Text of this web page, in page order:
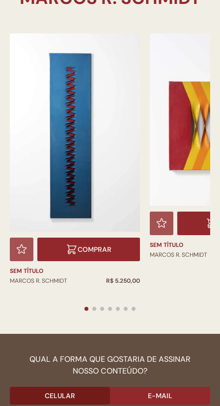
COMPRAR
SEM TÍTULO
MARCOS R. SCHMIDT
R$ 5.250,00
SEM TÍTULO
MARCOS R. SCHMIDT
QUAL A FORMA QUE GOSTARIA DE ASSINAR
NOSSO CONTEÚDO?
CELULAR E-MAIL